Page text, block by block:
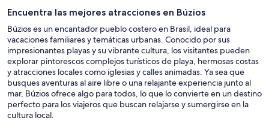
Encuentra las mejores atracciones en Búzios
Búzios es un encantador pueblo costero en Brasil, ideal para
vacaciones familiares y temáticas urbanas. Conocido por sus
impresionantes playas y su vibrante cultura, los visitantes pueden
explorar pintorescos complejos turísticos de playa, hermosas costas
y atracciones locales como iglesias y calles animadas. Ya sea que
busques aventuras al aire libre o una relajante experiencia junto al
mar, Búzios ofrece algo para todos, lo que lo convierte en un destino
perfecto para los viajeros que buscan relajarse y sumergirse en la
cultura local.